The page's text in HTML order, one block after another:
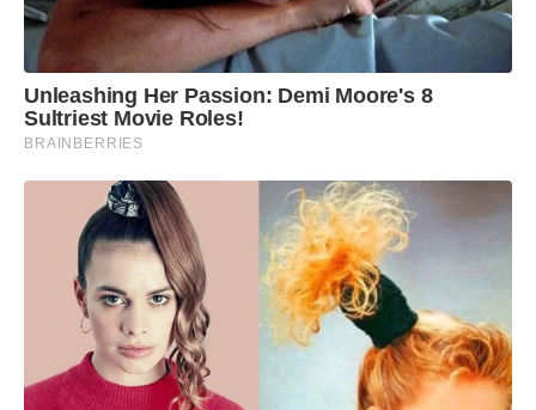
Unleashing Her Passion: Demi Moore's 8
Sultriest Movie Roles!
BRAINBERRIES